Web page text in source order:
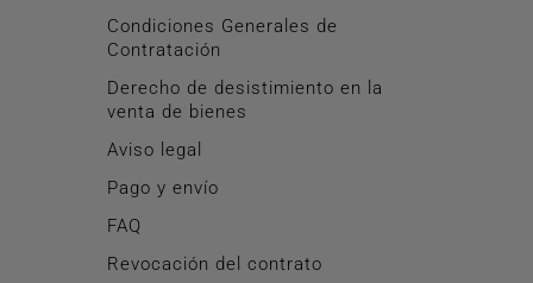
Condiciones Generales de
Contratación
Derecho de desistimiento en la
venta de bienes
Aviso legal
Pago y envío
FAQ
Revocación del contrato